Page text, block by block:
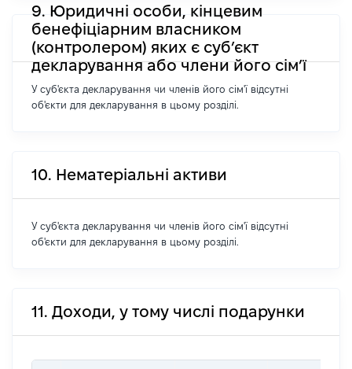
9. Юридичні особи, кінцевим
бенефіціарним власником
(контролером) яких є суб’єкт
декларування або члени його сім’ї
У суб'єкта декларування чи членів його сім'ї відсутні
об'єкти для декларування в цьому розділі.
10. Нематеріальні активи
У суб'єкта декларування чи членів його сім'ї відсутні
об'єкти для декларування в цьому розділі.
11. Доходи, у тому числі подарунки